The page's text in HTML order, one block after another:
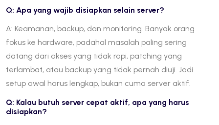
Q: Apa yang wajib disiapkan selain server?
A: Keamanan, backup, dan monitoring. Banyak orang
fokus ke hardware, padahal masalah paling sering
datang dari akses yang tidak rapi, patching yang
terlambat, atau backup yang tidak pernah diuji. Jadi
setup awal harus lengkap, bukan cuma server aktif.
Q: Kalau butuh server cepat aktif, apa yang harus
disiapkan?